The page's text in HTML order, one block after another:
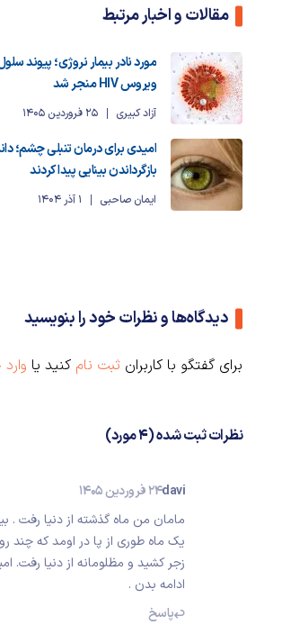
مقالات و اخبار مرتبط
مورد نادر بیمار نروژی؛ پیوند
ویروس HIV منجر شد
آزاد کبیری 25 فروردین 1405
بازگرداندن بینایی پیدا کردند
ایمان صاحبی 1 آذر 1404
دیدگاه‌ها و نظرات خود را بنویسید
برای گفتگو با کاربران ثبت نام کنید یا
نظرات ثبت شده (4 مورد)
davi24 فروردین 1405
مامان من ماه گذشته از دنیا رفت
یک ماه طوری از پا در اومد که
زجر کشید و مظلومانه از دنیا رفت.
ادامه بدن .
پاسخ